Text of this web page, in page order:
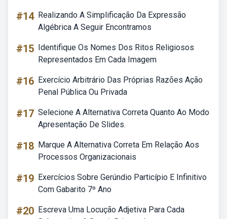
#14 Realizando A Simplificação Da Expressão
Algébrica A Seguir Encontramos
#15 Identifique Os Nomes Dos Ritos Religiosos
Representados Em Cada Imagem
#16 Exercício Arbitrário Das Próprias Razões Ação
Penal Pública Ou Privada
#17 Selecione A Alternativa Correta Quanto Ao Modo
Apresentação De Slides.
#18 Marque A Alternativa Correta Em Relação Aos
Processos Organizacionais
#19 Exercícios Sobre Gerúndio Particípio E Infinitivo
Com Gabarito 7º Ano
#20 Escreva Uma Locução Adjetiva Para Cada